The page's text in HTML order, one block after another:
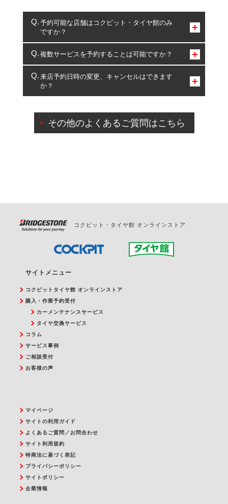
予約可能な店舗はコクピット・タイヤ館のみ
ですか？
コクピット・タイヤ館のみとなります。
複数サービスを予約することは可能ですか？
複数サービスのご予約は可能です。
一部の商品・サービスの組み合わせに限り、同時にご予約が
出来ないものもございます。
来店予約日時の変更、キャンセルはできます
か？
ご来店予約日の3営業日前を過ぎている場合のご予約
の日時変更につきましては、直接ご予約の店舗まで
その他のよくあるご質問はこちら
コクピット・タイヤ館 オンラインストア
サイトメニュー
コクピットタイヤ館 オンラインストア
購入・作業予約受付
カーメンテナンスサービス
タイヤ交換サービス
コラム
サービス事例
ご相談受付
お客様の声
マイページ
サイトの利用ガイド
よくあるご質問／お問合わせ
サイト利用規約
特商法に基づく表記
プライバシーポリシー
サイトポリシー
企業情報